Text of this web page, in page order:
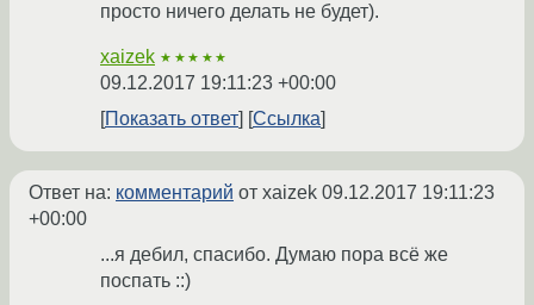
просто ничего делать не будет).
xaizek ★★★★★
09.12.2017 19:11:23 +00:00
Показать ответ
Ссылка
Ответ на: комментарий от xaizek 09.12.2017 19:11:23
+00:00
...я дебил, спасибо. Думаю пора всё же
поспать ::)